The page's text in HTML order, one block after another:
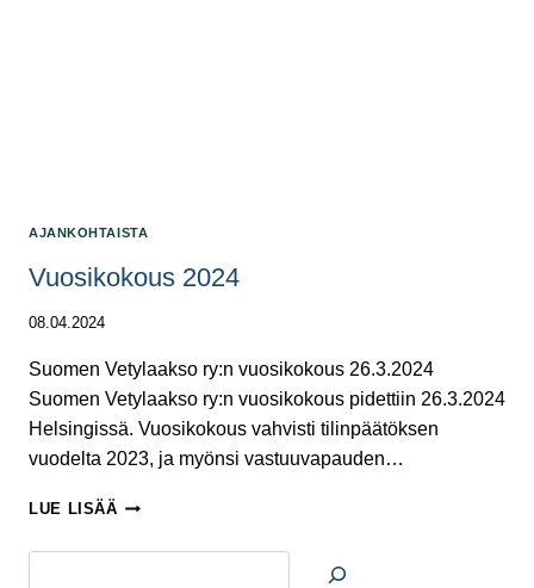
AJANKOHTAISTA
Vuosikokous 2024
08.04.2024
Suomen Vetylaakso ry:n vuosikokous 26.3.2024
Suomen Vetylaakso ry:n vuosikokous pidettiin 26.3.2024
Helsingissä. Vuosikokous vahvisti tilinpäätöksen
vuodelta 2023, ja myönsi vastuuvapauden…
LUE LISÄÄ VUOSIKOKOUS